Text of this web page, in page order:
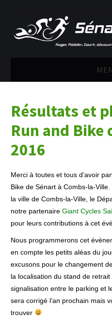
LE CLUB
RUN AND BIKE DE
SAISON 2026 – 2027
ADULTES
ÉCOLE DE TRIATHLON
ORGANISATIONS
CONTACTS
Résultats et
Run and Bike
2016
Merci à toutes et tous d’avoir
Bike de Sénart à Combs-la-
la ville de Combs-la-Ville, le
notre partenaireGiant Cycles
pour leurs contributions à cet
Nous programmerons cet
en compte les petits aléas du
excusons pour le changement
la localisation du stand de
signalisation entre le parking et
sera corrigé l’an prochain mais
trouver